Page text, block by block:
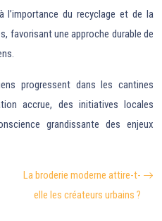
l’importance du recyclage et de la
favorisant une approche durable de
progressent dans les cantines
accrue, des initiatives locales
grandissante des enjeux
La broderie moderne attire-t-
elle les créateurs urbains ?